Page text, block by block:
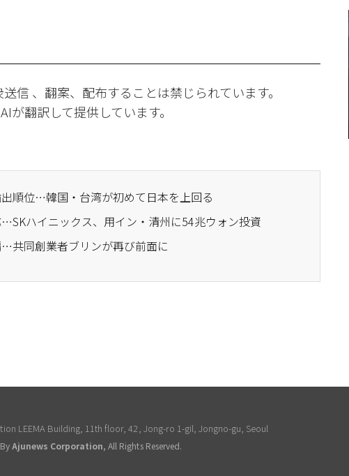
信 、翻案、配布することは禁じられています。
翻訳して提供しています。
順位…韓国・台湾が初めて日本を上回る
ハイニックス、用イン・清州に54兆ウォン投資
共同創業者ブリンが再び前面に
LEEMA Building, 11th floor, 42, Jong-ro 1-gil, Jongno-gu, Seoul
Ajunews Corporation, All Rights Reserved.